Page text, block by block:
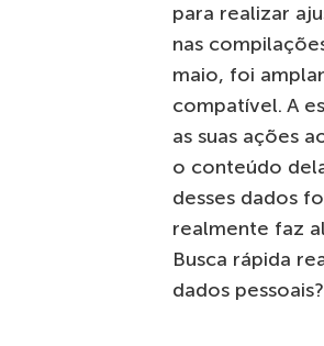
para realizar
nas
maio, foi
compatível. A
as suas ações
o conteúdo
desses dados
realmente faz
Busca rápida
dados pessoais?